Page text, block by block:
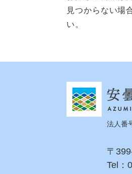
見つからない場
い。
法人番
〒
Tel：